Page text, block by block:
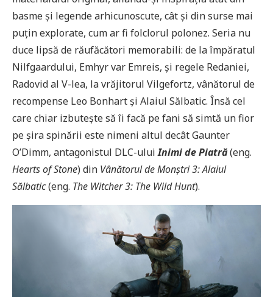
basme și legende arhicunoscute, cât și din surse mai
puțin explorate, cum ar fi folclorul polonez. Seria nu
duce lipsă de răufăcători memorabili: de la împăratul
Nilfgaardului, Emhyr var Emreis, și regele Redaniei,
Radovid al V-lea, la vrăjitorul Vilgefortz, vânătorul de
recompense Leo Bonhart și Alaiul Sălbatic. Însă cel
care chiar izbutește să îi facă pe fani să simtă un fior
pe șira spinării este nimeni altul decât Gaunter
O’Dimm, antagonistul DLC-uluiInimi de Piatră(eng.
Hearts of Stone) din Vânătorul de Monștri 3: Alaiul
Sălbatic(eng. The Witcher 3: The Wild Hunt).